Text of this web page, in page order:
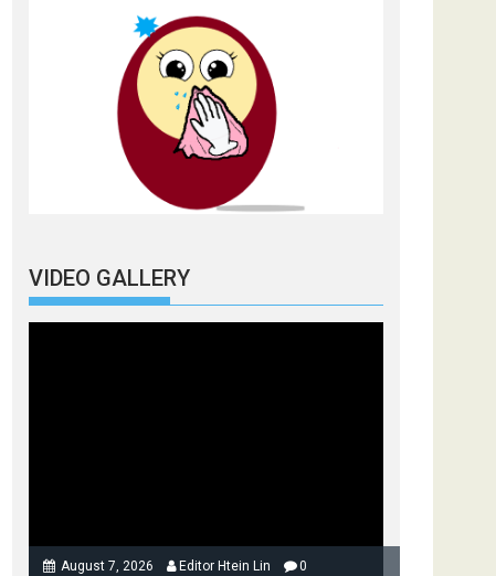
VIDEO GALLERY
August 7, 2026 Editor Htein Lin 0